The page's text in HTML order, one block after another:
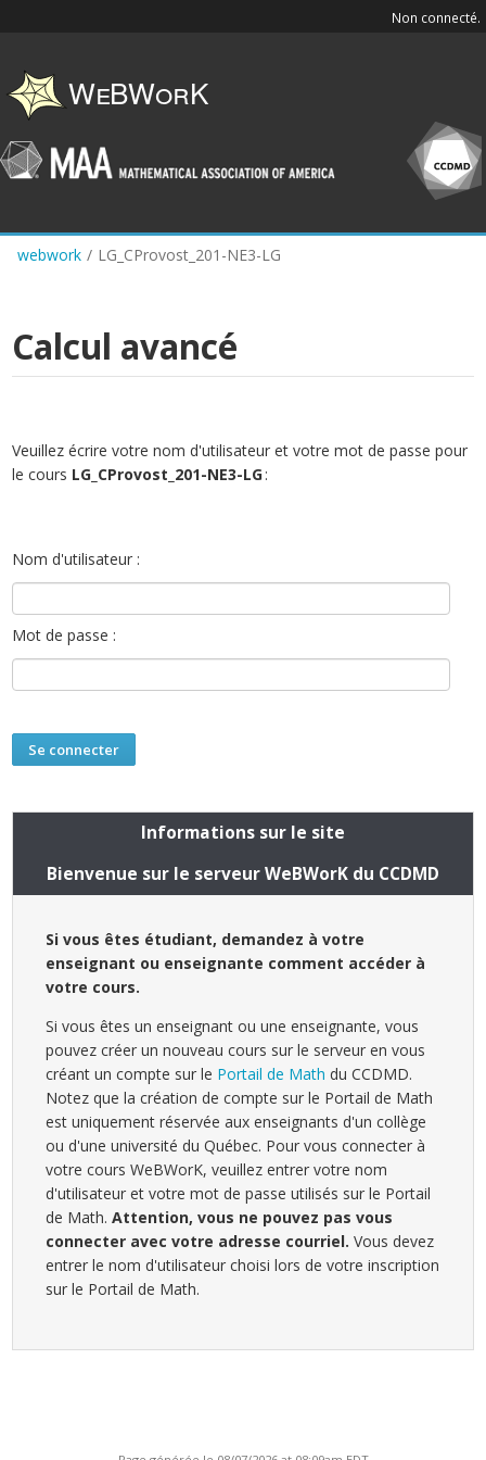
content
Non connecté.
webwork / LG_CProvost_201-NE3-LG
Calcul avancé
Veuillez écrire votre nom d'utilisateur et votre mot de passe pour
le cours LG_CProvost_201-NE3-LG:
Nom d'utilisateur :
Mot de passe :
Informations sur le site
Bienvenue sur le serveur WeBWorK du CCDMD
Si vous êtes étudiant, demandez à votre
enseignant ou enseignante comment accéder à
votre cours.
Si vous êtes un enseignant ou une enseignante, vous
pouvez créer un nouveau cours sur le serveur en vous
créant un compte sur le Portail de Math du CCDMD.
Notez que la création de compte sur le Portail de Math
est uniquement réservée aux enseignants d'un collège
ou d'une université du Québec. Pour vous connecter à
votre cours WeBWorK, veuillez entrer votre nom
d'utilisateur et votre mot de passe utilisés sur le Portail
de Math.Attention, vous ne pouvez pas vous
connecter avec votre adresse courriel. Vous devez
entrer le nom d'utilisateur choisi lors de votre inscription
sur le Portail de Math.